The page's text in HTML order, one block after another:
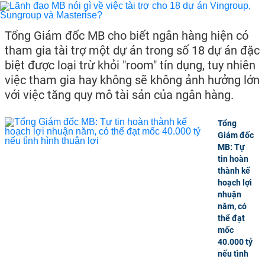
Tổng Giám đốc MB cho biết ngân hàng hiện có
tham gia tài trợ một dự án trong số 18 dự án đặc
biệt được loại trừ khỏi "room" tín dụng, tuy nhiên
việc tham gia hay không sẽ không ảnh hưởng lớn
với việc tăng quy mô tài sản của ngân hàng.
Tổng
Giám đốc
MB: Tự
tin hoàn
thành kế
hoạch lợi
nhuận
năm, có
thể đạt
mốc
40.000 tỷ
nếu tình